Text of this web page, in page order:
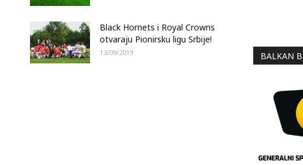
Black Hornets i Royal Crowns
otvaraju Pionirsku ligu Srbije!
13/09/2019 BALKAN